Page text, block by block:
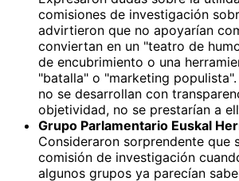
comisiones de investigación
advirtieron que no apoyarían
conviertan en un "teatro de
de encubrimiento o una
"batalla" o "marketing
no se desarrollan con
objetividad, no se prestarían a
Grupo Parlamentario Euskal
Consideraron sorprendente que
comisión de investigación
algunos grupos ya parecían